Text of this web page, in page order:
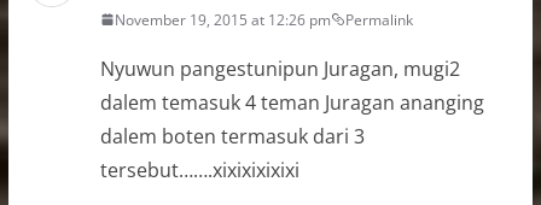
November 19, 2015 at 12:26 pm Permalink
Nyuwun pangestunipun Juragan, mugi2
dalem temasuk 4 teman Juragan ananging
dalem boten termasuk dari 3
tersebut…….xixixixixixi